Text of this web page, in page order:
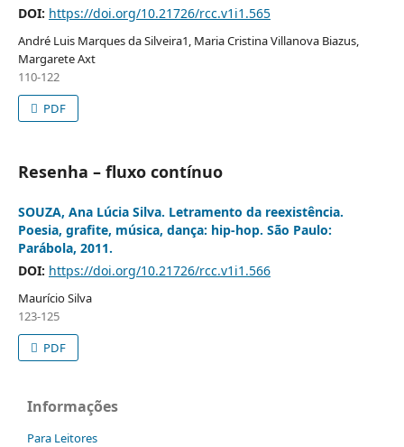
DOI: https://doi.org/10.21726/rcc.v1i1.565
André Luis Marques da Silveira1, Maria Cristina Villanova Biazus,
Margarete Axt
110-122
PDF
Resenha – fluxo contínuo
SOUZA, Ana Lúcia Silva. Letramento da reexistência.
Poesia, grafite, música, dança: hip-hop. São Paulo:
Parábola, 2011.
DOI: https://doi.org/10.21726/rcc.v1i1.566
Maurício Silva
123-125
PDF
Informações
Para Leitores